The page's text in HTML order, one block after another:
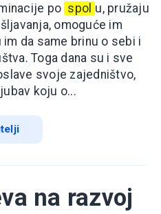
po spol u, pružaju
omoguće im
da same brinu o sebi i
Toga dana su i sve
svoje zajedništvo,
koju o...
na razvoj